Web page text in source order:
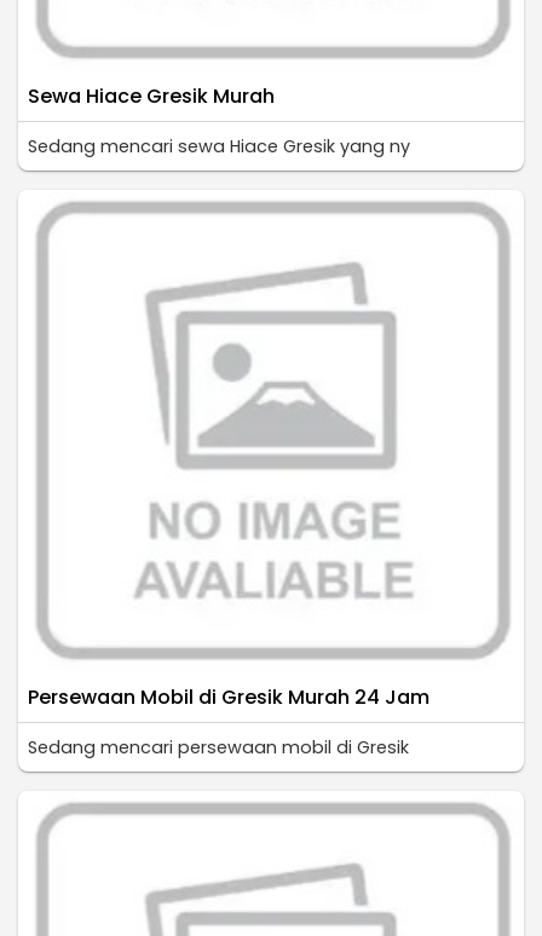
Sewa Hiace Gresik Murah
Sedang mencari sewa Hiace Gresik yang ny
Persewaan Mobil di Gresik Murah 24 Jam
Sedang mencari persewaan mobil di Gresik